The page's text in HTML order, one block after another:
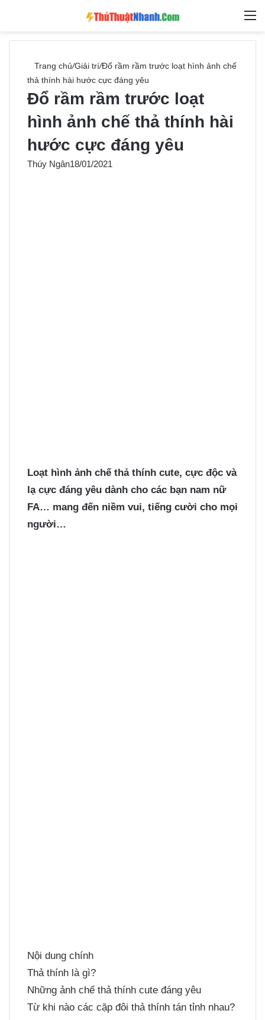
Tìm
Trang chủ/Giải trí/Đổ rầm rầm trước loạt hình ảnh chế
thả thính hài hước cực đáng yêu
Đổ rầm rầm trước loạt
hình ảnh chế thả thính hài
hước cực đáng yêu
Thúy Ngân18/01/2021
Loạt hình ảnh chế thả thính cute, cực độc và
lạ cực đáng yêu dành cho các bạn nam nữ
FA… mang đến niềm vui, tiếng cười cho mọi
người…
Nội dung chính
Thả thính là gì?
Những ảnh chế thả thính cute đáng yêu
Từ khi nào các cặp đôi thả thính tán tỉnh nhau?